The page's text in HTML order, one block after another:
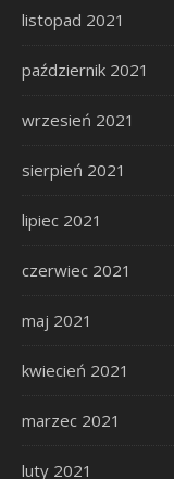
listopad 2021
październik 2021
wrzesień 2021
sierpień 2021
lipiec 2021
czerwiec 2021
maj 2021
kwiecień 2021
marzec 2021
luty 2021